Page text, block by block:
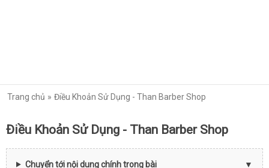
Trang chủ Điều Khoản Sử Dụng - Than Barber Shop
Điều Khoản Sử Dụng - Than Barber Shop
Chuyển tới nội dung chính trong bài